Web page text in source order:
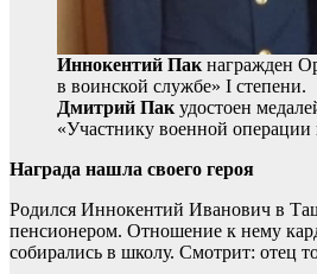
Иннокентий Пак награжден
в воинской службе» I степени.
Дмитрий Пак удостоен
«Участнику военной
Награда нашла своего героя
Родился Иннокентий Иванович в
пенсионером. Отношение к нему
собирались в школу. Смотрит: отец